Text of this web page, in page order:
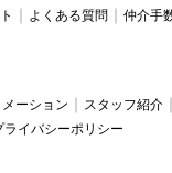
よくある質問
仲介手
ーション スタッフ紹介
ライバシーポリシー